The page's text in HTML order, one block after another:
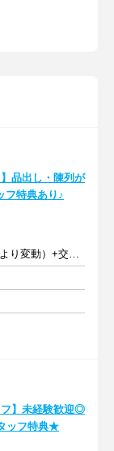
品出し・陳列が
フ特典あり♪
時給1200円～（曜日・時間により変動）+交通費
フ】未経験歓迎◎
ッフ特典★